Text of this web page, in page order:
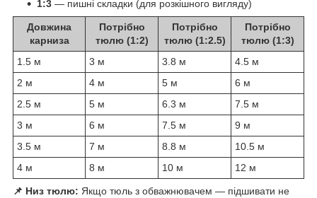
1:3 — пишні складки (для розкішного вигляду)
Довжина
карниза
Потрібно
тюлю (1:2)
Потрібно
тюлю (1:2.5)
Потрібно
тюлю (1:3)
1.5 м
3 м 3.8 м
4.5 м
2 м
4 м 5 м
6 м
2.5 м
5 м 6.3 м
7.5 м
3 м
6 м 7.5 м
9 м
3.5 м
7 м 8.8 м
10.5 м
4 м
8 м 10 м 12 м
📌 Низ тюлю: Якщо тюль з обважнювачем — підшивати не